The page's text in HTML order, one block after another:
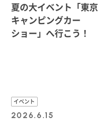
夏の大イベント「東京
キャンピングカー
ショー」へ行こう！
イベント
2026.6.15